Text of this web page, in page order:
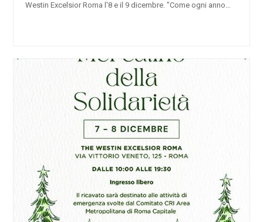
Westin Excelsior Roma l'8 e il 9 dicembre. "Come ogni anno…